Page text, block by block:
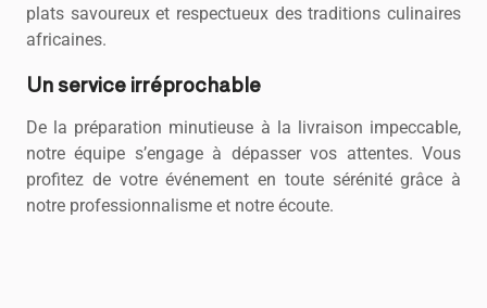
plats savoureux et respectueux des traditions culinaires
africaines.
Un service irréprochable
De la préparation minutieuse à la livraison impeccable,
notre équipe s’engage à dépasser vos attentes. Vous
profitez de votre événement en toute sérénité grâce à
notre professionnalisme et notre écoute.